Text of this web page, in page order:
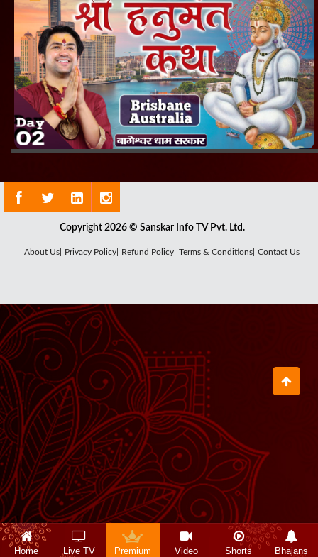
Copyright 2026 © Sanskar Info TV Pvt. Ltd.
About Us| Privacy Policy| Refund Policy| Terms & Conditions| Contact Us
Home Live TV Premium Video Shorts Bhajans